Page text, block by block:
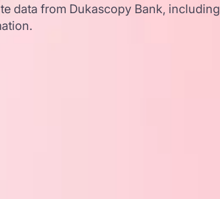
data from Dukascopy Bank, including